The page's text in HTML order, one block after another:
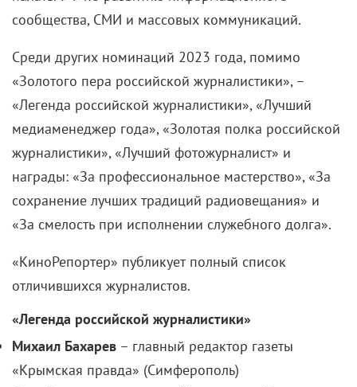
сообщества, СМИ и массовых коммуникаций.
Среди других номинаций 2023 года, помимо
«Золотого пера российской журналистики», –
«Легенда российской журналистики», «Лучший
медиаменеджер года», «Золотая полка российской
журналистики», «Лучший фотожурналист» и
награды: «За профессиональное мастерство», «За
сохранение лучших традиций радиовещания» и
«За смелость при исполнении служебного долга».
«КиноРепортер» публикует полный список
отличившихся журналистов.
«Легенда российской журналистики»
Михаил Бахарев – главный редактор газеты
«Крымская правда» (Симферополь)